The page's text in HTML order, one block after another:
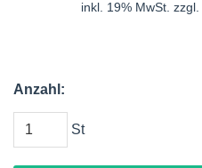
inkl. 19% MwSt. zzgl.
Anzahl:
St